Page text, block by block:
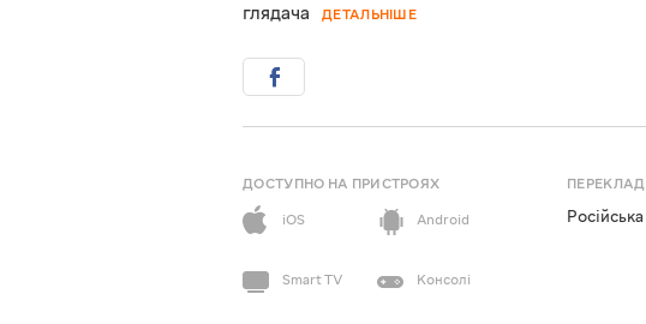
глядача
ДЕТАЛЬНІШЕ
ДОСТУПНО НА ПРИСТРОЯХ
iOS
Android
Smart TV Консолі
ПЕРЕКЛАД
Російська